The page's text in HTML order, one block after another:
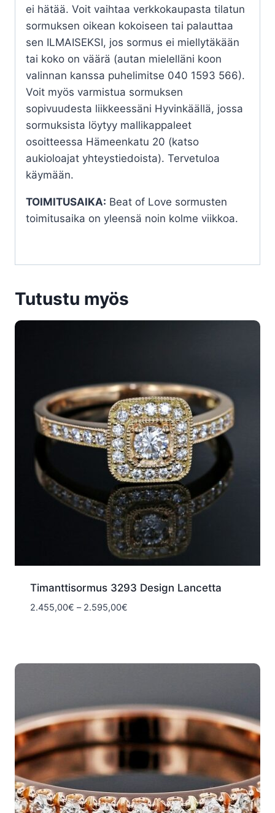
ei hätää. Voit vaihtaa verkkokaupasta tilatun
sormuksen oikean kokoiseen tai palauttaa
sen ILMAISEKSI, jos sormus ei miellytäkään
tai koko on väärä (autan mielelläni koon
valinnan kanssa puhelimitse 040 1593 566).
Voit myös varmistua sormuksen
sopivuudesta liikkeessäni Hyvinkäällä, jossa
sormuksista löytyy mallikappaleet
osoitteessa Hämeenkatu 20 (katso
aukioloajat yhteystiedoista). Tervetuloa
käymään.
TOIMITUSAIKA: Beat of Love sormusten
toimitusaika on yleensä noin kolme viikkoa.
Tutustu myös
Timanttisormus 3293 Design Lancetta
2.455,00€ – 2.595,00€Hintaluokka: